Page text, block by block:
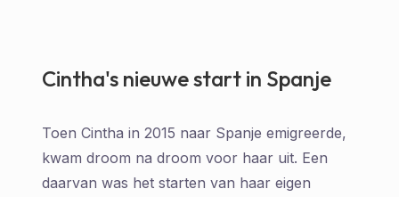
Cintha's nieuwe start in Spanje
Toen Cintha in 2015 naar Spanje emigreerde,
kwam droom na droom voor haar uit. Een
daarvan was het starten van haar eigen